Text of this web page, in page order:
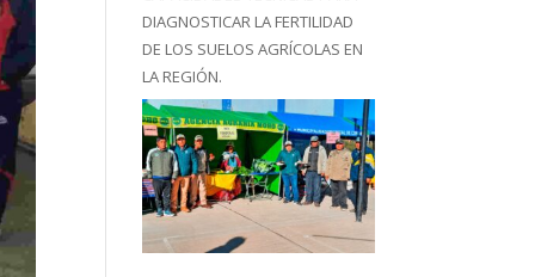
DIAGNOSTICAR LA FERTILIDAD
DE LOS SUELOS AGRÍCOLAS EN
LA REGIÓN.